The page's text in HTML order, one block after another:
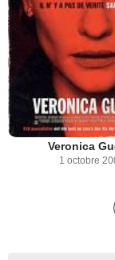
Veronica
1 octobre